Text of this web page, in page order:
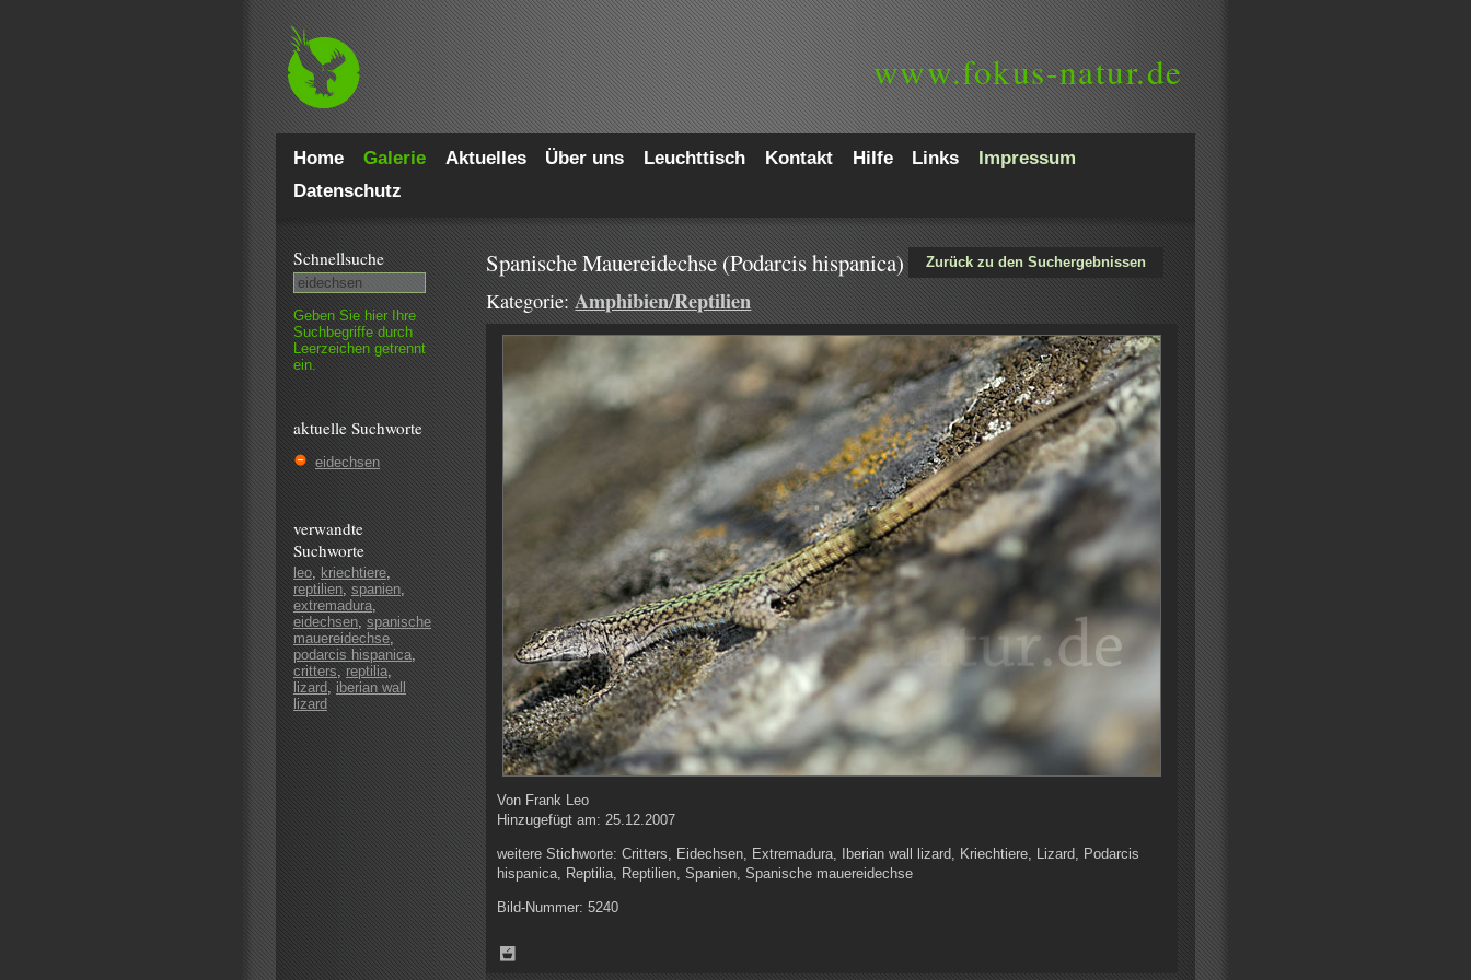
www.fokus-natur.de
Home Galerie Aktuelles Über uns Leuchttisch Kontakt Hilfe Links
Impressum
Datenschutz
Schnell­suche
Geben Sie hier Ihre
Such­begriffe durch
Leer­zeichen getrennt
ein.
aktuelle Suchworte
eidechsen
verwandte
Suchworte
leo, kriechtiere,
reptilien, spanien,
extremadura,
eidechsen, spanische
mauereidechse,
podarcis hispanica,
critters, reptilia,
lizard, iberian wall
lizard
Zurück zu den Suchergebnissen
Spanische Mauereidechse (Podarcis hispanica)
Kategorie:Amphibien/Reptilien
Von Frank Leo
Hinzugefügt am:25.12.2007
weitere Stichworte:Critters, Eidechsen, Extremadura, Iberian wall lizard, Kriechtiere, Lizard, Podarcis
hispanica, Reptilia, Reptilien, Spanien, Spanische mauereidechse
Bild-Nummer:5240